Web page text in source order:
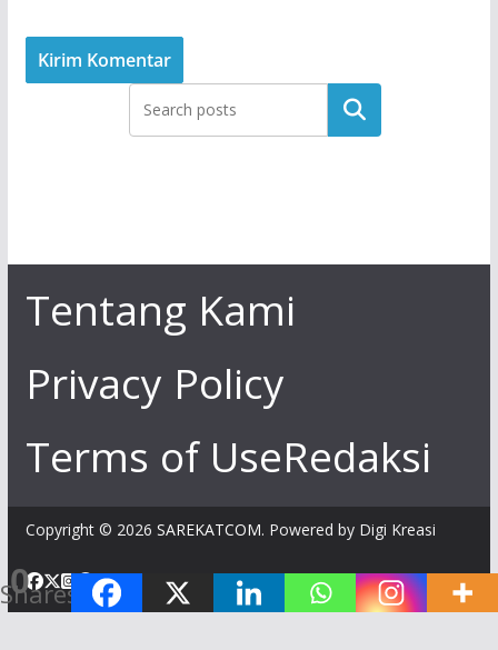
0
Shares
Tentang Kami
Privacy Policy
Terms of UseRedaksi
Copyright © 2026 SAREKATCOM. Powered by Digi Kreasi